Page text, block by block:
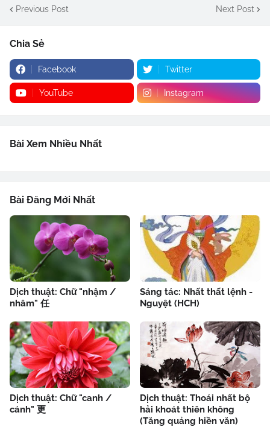
Previous Post Next Post
Chia Sẻ
Facebook Twitter
YouTube Instagram
Bài Xem Nhiều Nhất
Bài Đăng Mới Nhất
Dịch thuật: Chữ "nhậm /
nhâm" 任
Sáng tác: Nhất thất lệnh -
Nguyệt (HCH)
Dịch thuật: Chữ "canh /
cánh" 更
Dịch thuật: Thoái nhất bộ
hải khoát thiên không
(Tăng quảng hiền văn)